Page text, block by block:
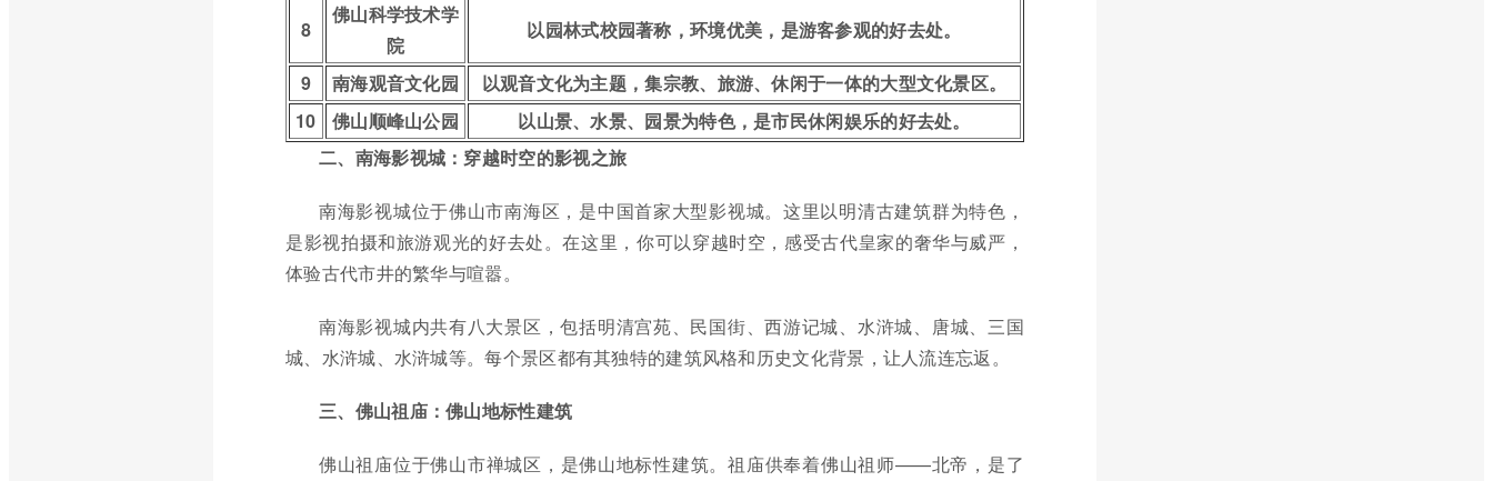
8
佛山科学技术学
院
以园林式校园著称，环境优美，是游客参观的好去处。
9 南海观音文化园
以观音文化为主题，集宗教、旅游、休闲于一体的大型文化景区。
10
佛山顺峰山公园
以山景、水景、园景为特色，是市民休闲娱乐的好去处。
二、南海影视城：穿越时空的影视之旅
南海影视城位于佛山市南海区，是中国首家大型影视城。这里以明清古建筑群为特色，
是影视拍摄和旅游观光的好去处。在这里，你可以穿越时空，感受古代皇家的奢华与威严，
体验古代市井的繁华与喧嚣。
南海影视城内共有八大景区，包括明清宫苑、民国街、西游记城、水浒城、唐城、三国
城、水浒城、水浒城等。每个景区都有其独特的建筑风格和历史文化背景，让人流连忘返。
三、佛山祖庙：佛山地标性建筑
佛山祖庙位于佛山市禅城区，是佛山地标性建筑。祖庙供奉着佛山祖师——北帝，是了